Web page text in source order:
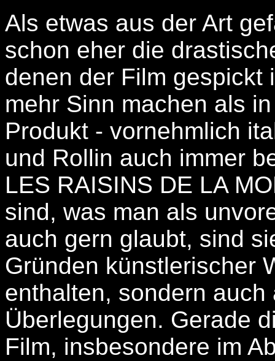
Als etwas aus der Art
schon eher die
denen der Film gespickt
mehr Sinn machen als
Produkt - vornehmlich
und Rollin auch immer
LES RAISINS DE LA
sind, was man als
auch gern glaubt, sind
Gründen künstlerischer
enthalten, sondern
Überlegungen. Gerade
Film, insbesondere im